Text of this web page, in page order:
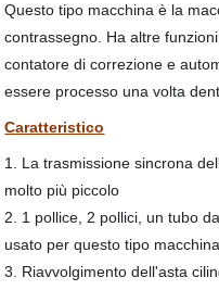
Questo tipo macchina è la
contrassegno. Ha altre
contatore di correzione e
essere processo una volta
Caratteristico
1. La trasmissione sincrona
molto più piccolo
2. 1 pollice, 2 pollici, un tubo
usato per questo tipo macchina.
3. Riavvolgimento dell'asta